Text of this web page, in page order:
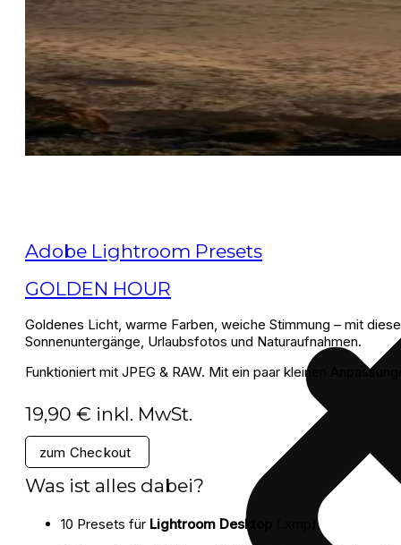
Adobe Lightroom Presets
GOLDEN HOUR
Goldenes Licht, warme Farben, weiche Stimmung – mit
Sonnenuntergänge, Urlaubsfotos und Naturaufnahmen.
Funktioniert mit JPEG & RAW. Mit ein paar kleinen
19,90 € inkl. MwSt.
zum Checkout
Was ist alles dabei?
10 Presets für Lightroom Desktop